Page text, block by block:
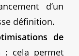
d’un
définition.
de
: cela permet